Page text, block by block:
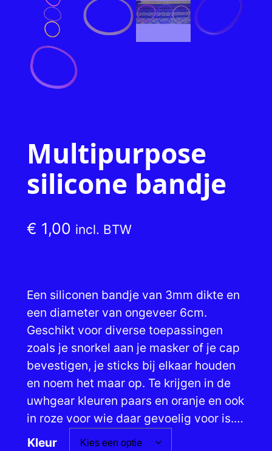
Multipurpose
silicone bandje
€ 1,00 incl. BTW
Een siliconen bandje van 3mm dikte en
een diameter van ongeveer 6cm.
Geschikt voor diverse toepassingen
zoals je snorkel aan je masker of je cap
bevestigen, je sticks bij elkaar houden
en noem het maar op. Te krijgen in de
uwhgear kleuren paars en oranje en ook
in roze voor wie daar gevoelig voor is.…
Kleur